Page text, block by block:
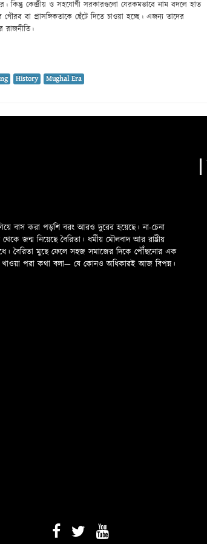
কিন্তু কেন্দ্রীয় ও সহযোগী সরকারগুলো যেরকমভাবে নাম বদলে হাত
বা প্রাসঙ্গিকতাকে ছেঁটে দিতে চাওয়া হচ্ছে। এজন্য তাদের
রাজনীতি।
History Mughal Era
বাস করা পড়শি বরং আরও দুরের হয়েছে। না-চেনা
জন্ম নিয়েছে বৈরিতা। ধর্মীয় মৌলবাদ আর রাষ্ট্রীয়
বৈরিতা মুছে ফেলে সহজ সমাজের দিকে পৌঁছনোর এক
খাওয়া পরা কথা বলা—­­ যে কোনও অধিকারই আজ বিপন্ন।